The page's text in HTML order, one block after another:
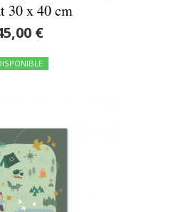
30 x 40 cm
€